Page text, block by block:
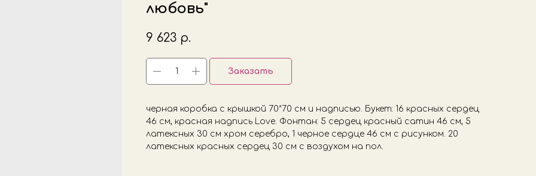
любовь"
9 623 р.
Заказать
черная коробка с крышкой 70*70 см и надписью. Букет: 16 красных сердец
46 см, красная надпись Love. Фонтан: 5 сердец красный сатин 46 см, 5
латексных 30 см хром серебро, 1 черное сердце 46 см с рисунком. 20
латексных красных сердец 30 см с воздухом на пол.